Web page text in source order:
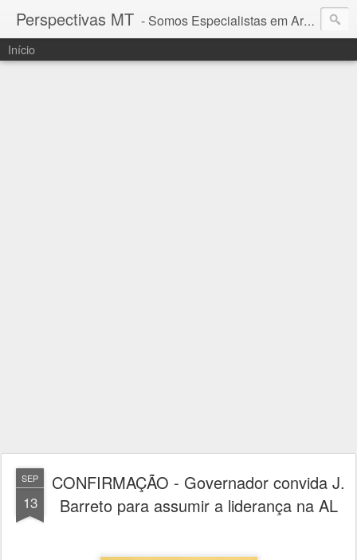
Perspectivas MT - Somos Especialistas em Araguaia - Mato Grosso
Início
SEP
13
CONFIRMAÇÃO - Governador convida J.
Barreto para assumir a liderança na AL